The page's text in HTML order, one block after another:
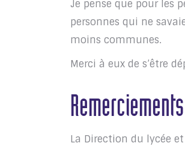
Je pense que pour les
personnes qui ne
moins communes.
Merci à eux de s’être
Remerciements
La Direction du lycée